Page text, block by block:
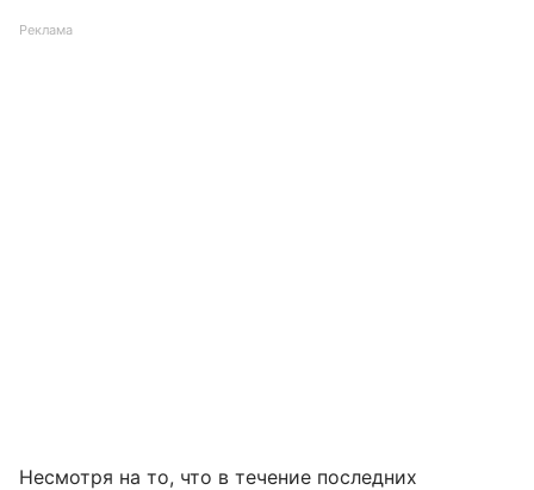
Реклама
Несмотря на то, что в течение последних